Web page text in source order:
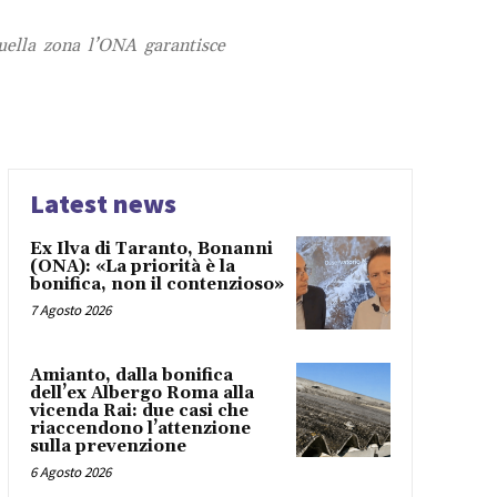
zona l’ONA garantisce
Latest news
Ex Ilva di Taranto, Bonanni
(ONA): «La priorità è la
bonifica, non il contenzioso»
7 Agosto 2026
Amianto, dalla bonifica
dell’ex Albergo Roma alla
vicenda Rai: due casi che
riaccendono l’attenzione
sulla prevenzione
6 Agosto 2026